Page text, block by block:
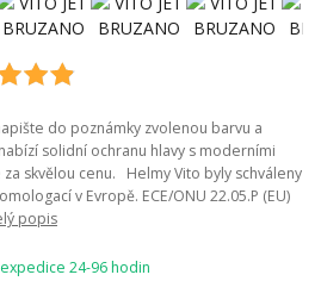
do poznámky zvolenou barvu a
solidní ochranu hlavy s moderními
skvělou cenu. Helmy Vito byly schváleny
v Evropě. ECE/ONU 22.05.P (EU)
popis
24-96 hodin